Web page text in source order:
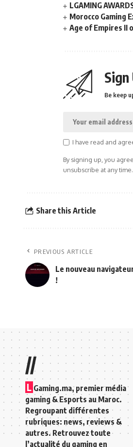
LGAMING
Morocco Gaming
Age of Empires II
Be keep
I have read and
By signing up, you
unsubscribe at any time.
Share this Article
PREVIOUS ARTICLE
Le nouveau
!
//
L Gaming.ma, premier média
gaming & Esports au Maroc.
Regroupant différentes
rubriques: news, reviews &
autres. Retrouvez toute
l’actualité du gaming en